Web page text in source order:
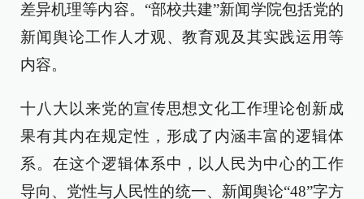
差异机理等内容。“部校共建”新闻学院包括党的
新闻舆论工作人才观、教育观及其实践运用等
内容。
十八大以来党的宣传思想文化工作理论创新成
果有其内在规定性，形成了内涵丰富的逻辑体
系。在这个逻辑体系中，以人民为中心的工作
导向、党性与人民性的统一、新闻舆论“48”字方